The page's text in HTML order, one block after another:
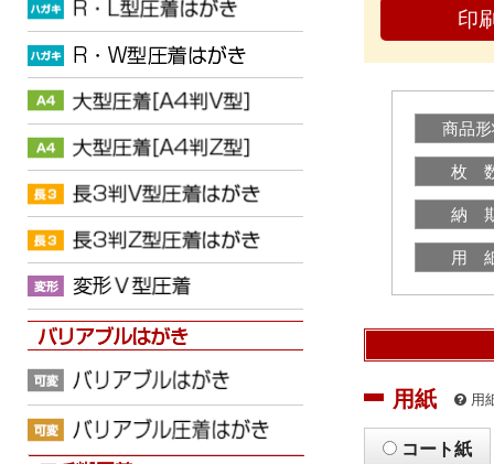
印
商品
枚
納
用
用紙 用
コート紙